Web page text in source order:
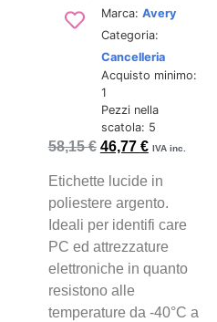
Marca: Avery
Categoria:
Cancelleria
Acquisto minimo:
1
Pezzi nella
scatola: 5
58,15€ 46,77 € IVA inc.
Etichette lucide in
poliestere argento.
Ideali per identifi care
PC ed attrezzature
elettroniche in quanto
resistono alle
temperature da -40°C a